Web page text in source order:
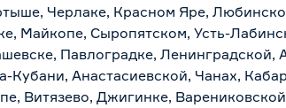
Черлаке, Красном Яре,
Майкопе, Сыропятском, Усть-
Павлоградке, Ленинградской,
Анастасиевской, Чанах,
Джигинке, Варениковской,